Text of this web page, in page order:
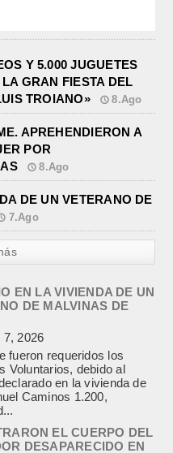
Y 5.000 JUGUETES
GRAN FIESTA DEL
TROIANO»
8.Ago
APREHENDIERON A
POR
8.Ago
DE UN VETERANO DE
7.Ago
EL CUERPO DEL
DESAPARECIDO EN
SALADILLO
7, 2026
que participaba de la
encontró hoy el cuerpo sin
persona que se buscaba
SAN CAYETANO
EN LA MISA CENTRAL
DEL SANTO DEL